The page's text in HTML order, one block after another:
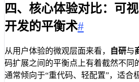
四、核心体验对比：可
开发的平衡术#
从用户体验的微观层面来看， 自研与
码扩展之间的平衡点上有着截然不同
通常倾向于“重代码、轻配置”，适合